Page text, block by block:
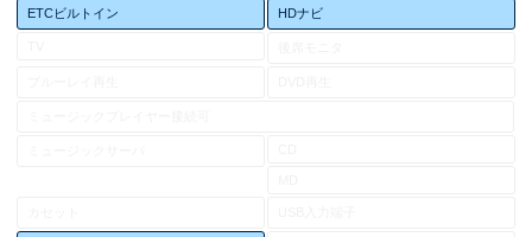
ETCビルトイン HDナビ